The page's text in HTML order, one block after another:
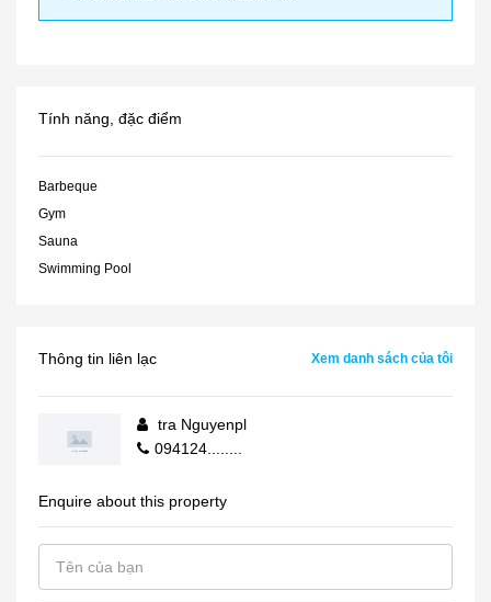
Tính năng, đặc điểm
Barbeque
Gym
Sauna
Swimming Pool
Thông tin liên lạc Xem danh sách của tôi
tra Nguyenpl
094124........
Enquire about this property